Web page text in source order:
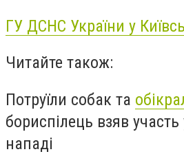
ГУ ДСНС України у
Читайте також:
Потруїли собак та
бориспілець взяв
нападі